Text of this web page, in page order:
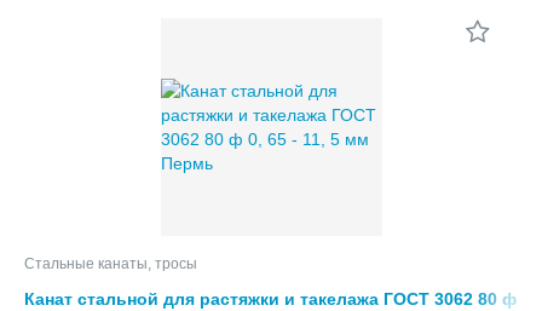
Стальные канаты, тросы
Канат стальной для растяжки и такелажа ГОСТ 3062 80 ф